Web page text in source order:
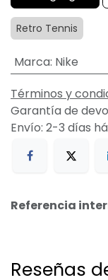
Retro Tennis
Marca: Nike
Términos y
Garantía de
Envío: 2-3 días
Referencia
Reseñas